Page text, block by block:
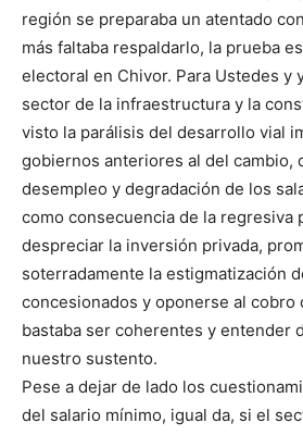
región se preparaba un atentado
más faltaba respaldarlo, la prueba
electoral en Chivor. Para Ustedes y
sector de la infraestructura y la
visto la parálisis del desarrollo vial
gobiernos anteriores al del cambio,
desempleo y degradación de los
como consecuencia de la regresiva
despreciar la inversión privada,
soterradamente la estigmatización
concesionados y oponerse al cobro
bastaba ser coherentes y entender
nuestro sustento.
Pese a dejar de lado los
del salario mínimo, igual da, si el